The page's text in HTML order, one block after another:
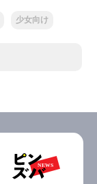
少女向け